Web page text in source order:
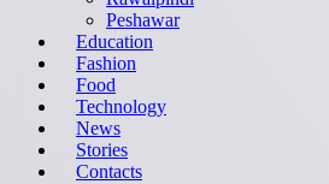
Peshawar
Education
Fashion
Food
Technology
News
Stories
Contacts